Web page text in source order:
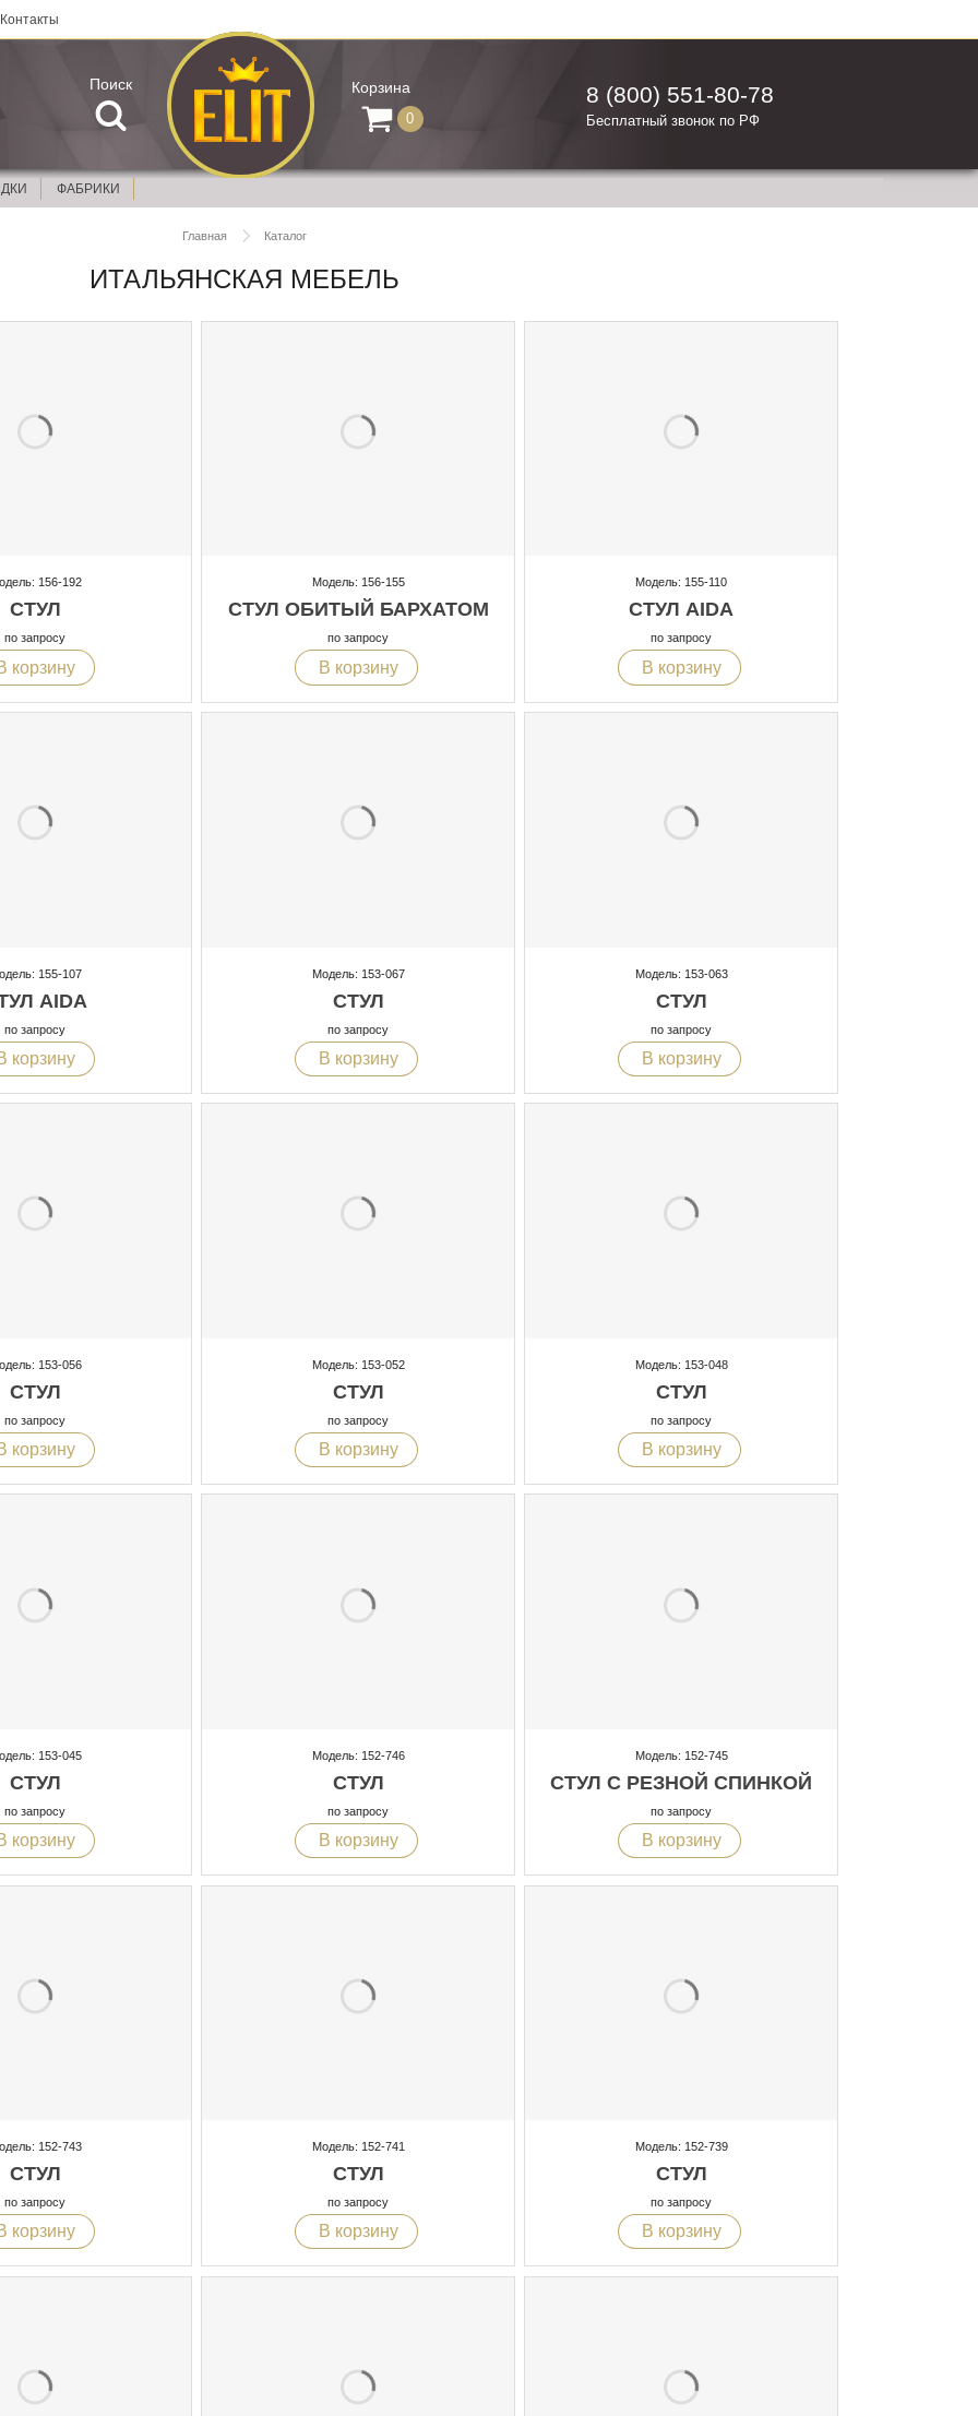
Контакты
Поиск Корзина
0
8 (800) 551-80-78
Бесплатный звонок по РФ
ФАБРИКИ
Главная Каталог
ИТАЛЬЯНСКАЯ МЕБЕЛЬ
156-192
СТУЛ
по запросу
корзину
Модель: 156-155
СТУЛ ОБИТЫЙ БАРХАТОМ
по запросу
В корзину
Модель: 155-110
СТУЛ AIDA
по запросу
В корзину
155-107
AIDA
по запросу
корзину
Модель: 153-067
СТУЛ
по запросу
В корзину
Модель: 153-063
СТУЛ
по запросу
В корзину
153-056
СТУЛ
по запросу
корзину
Модель: 153-052
СТУЛ
по запросу
В корзину
Модель: 153-048
СТУЛ
по запросу
В корзину
153-045
СТУЛ
по запросу
корзину
Модель: 152-746
СТУЛ
по запросу
В корзину
Модель: 152-745
СТУЛ С РЕЗНОЙ СПИНКОЙ
по запросу
В корзину
152-743
СТУЛ
по запросу
корзину
Модель: 152-741
СТУЛ
по запросу
В корзину
Модель: 152-739
СТУЛ
по запросу
В корзину